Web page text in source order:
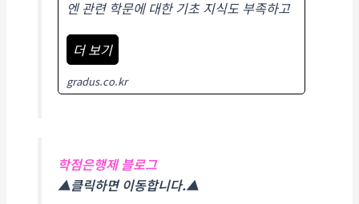
엔 관련 학문에 대한 기초 지식도 부족하고
더 보기
gradus.co.kr
학점은행제 블로그
▲클릭하면 이동합니다.▲